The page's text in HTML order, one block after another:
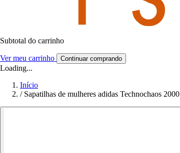
Subtotal do carrinho
Ver meu carrinho Continuar comprando
Loading...
Início
/ Sapatilhas de mulheres adidas Technochaos 2000